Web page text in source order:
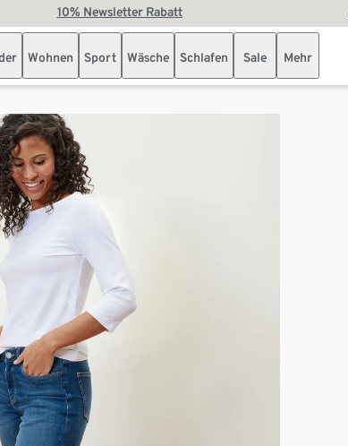
10% Newsletter Rabatt
Wohnen Sport Wäsche Schlafen Sale Mehr